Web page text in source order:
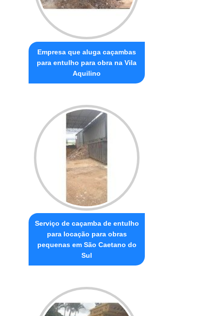
Empresa que aluga caçambas
para entulho para obra na Vila
Aquilino
Serviço de caçamba de entulho
para locação para obras
pequenas em São Caetano do
Sul